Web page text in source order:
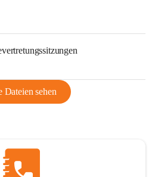
Dateien sehen